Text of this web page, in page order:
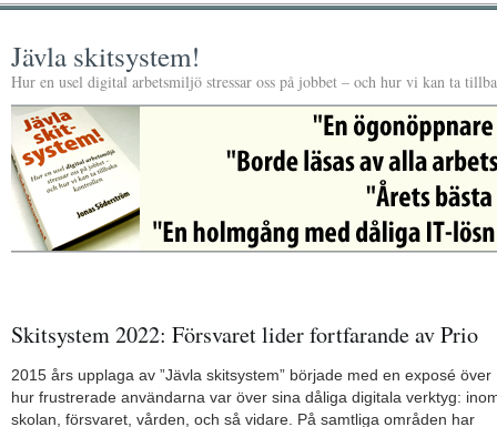
Jävla skitsystem!
Hur en usel digital arbetsmiljö stressar oss på jobbet – och hur vi kan ta
Skitsystem 2022: Försvaret lider fortfarande av Prio
2015 års upplaga av ”Jävla skitsystem” började med en exposé över
hur frustrerade användarna var över sina dåliga digitala verktyg:
skolan, försvaret, vården, och så vidare. På samtliga områden har